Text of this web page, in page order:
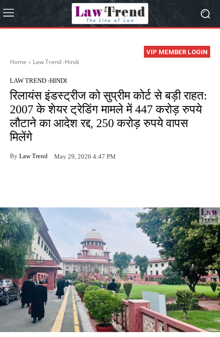
VIP MEMBER LOGIN
Home Law Trend -Hindi
LAW TREND -HINDI
रिलायंस इंडस्ट्रीज को सुप्रीम कोर्ट से बड़ी राहत:
2007 के शेयर ट्रेडिंग मामले में 447 करोड़ रुपये
लौटाने का आदेश रद्द, 250 करोड़ रुपये वापस
मिलेंगे
By Law Trend May 29, 2026 4:47 PM